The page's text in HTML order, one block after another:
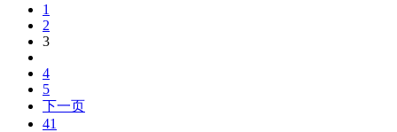
1
2
3
4
5
下一页
41